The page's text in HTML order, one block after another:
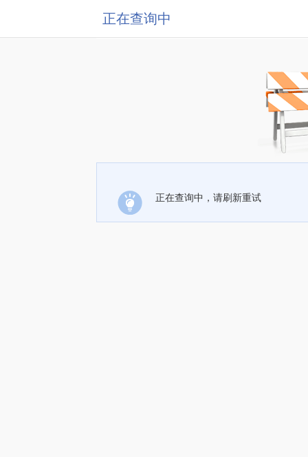
正在查询中
正在查询中，请刷新重试